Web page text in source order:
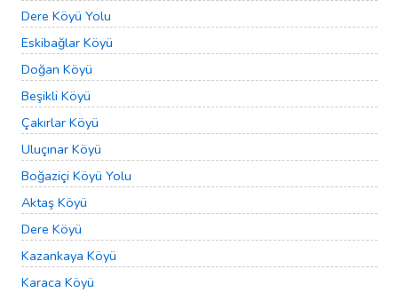
Dere Köyü Yolu
Eskibağlar Köyü
Doğan Köyü
Beşikli Köyü
Çakırlar Köyü
Uluçınar Köyü
Boğaziçi Köyü Yolu
Aktaş Köyü
Dere Köyü
Kazankaya Köyü
Karaca Köyü